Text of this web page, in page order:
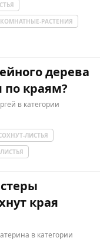
КОМНАТНЫЕ-РАСТЕНИЯ
дерева
по краям?
в категории
ЛИСТЬЯ
ЛИСТЬЯ
края
в категории